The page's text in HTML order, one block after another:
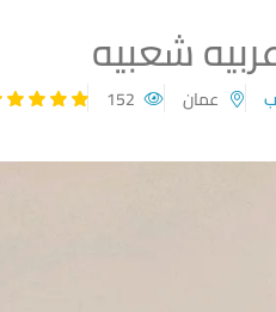
شعبيه
عمان